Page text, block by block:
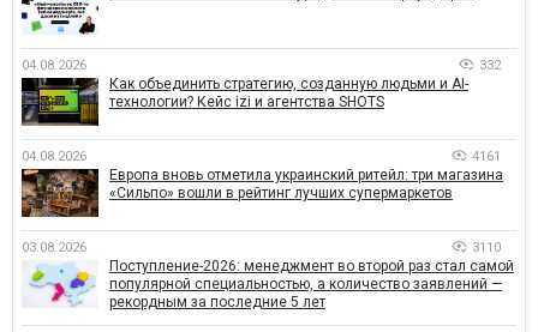
04.08.2026 332
Как объединить стратегию, созданную людьми и AI-
технологии? Кейс izi и агентства SHOTS
04.08.2026 4161
Европа вновь отметила украинский ритейл: три магазина
«Сильпо» вошли в рейтинг лучших супермаркетов
03.08.2026 3110
Поступление-2026: менеджмент во второй раз стал самой
популярной специальностью, а количество заявлений —
рекордным за последние 5 лет